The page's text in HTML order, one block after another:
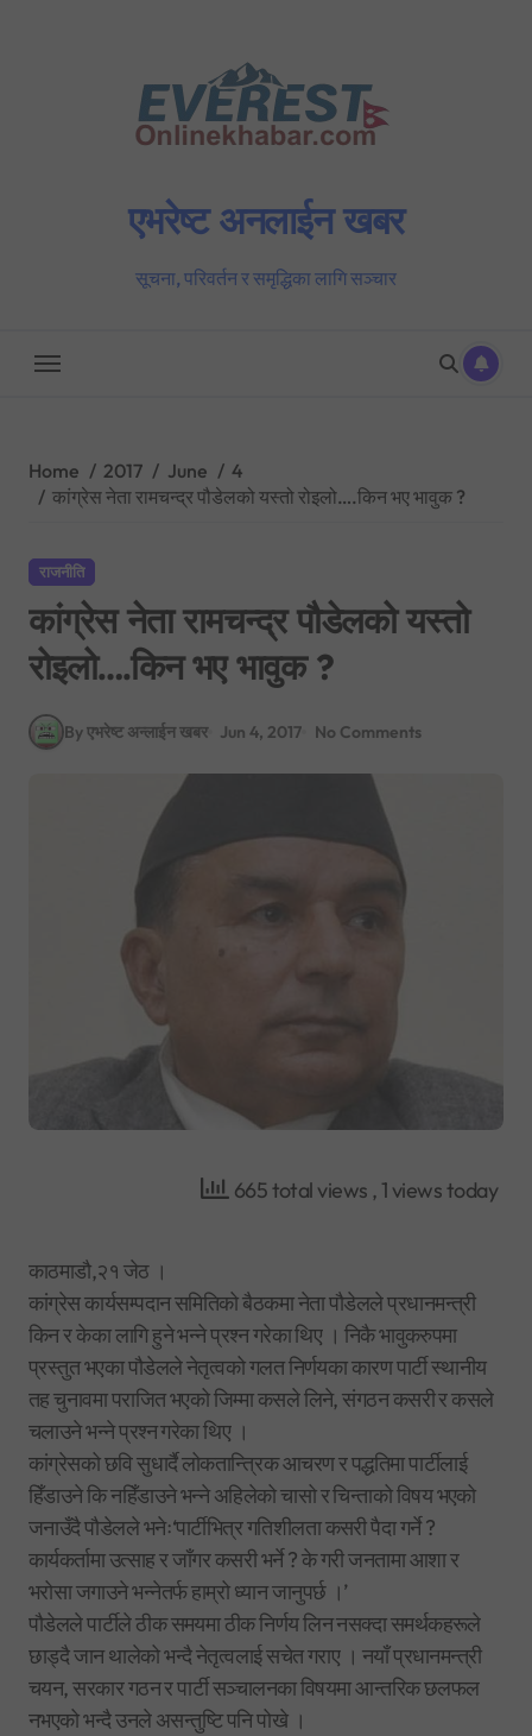
एभरेष्ट अनलाईन खबर
सूचना, परिवर्तन र समृद्धिका लागि सञ्चार
Home 2017 June
4
कांग्रेस नेता रामचन्द्र पौडेलको यस्तो रोइलो….किन भए भावुक ?
राजनीति
कांग्रेस नेता रामचन्द्र पौडेलको यस्तो
रोइलो….किन भए भावुक ?
By एभरेष्ट अन्लाईन खबर Jun 4, 2017 No Comments
665 total views , 1 views today
काठमाडौ,२१ जेठ ।
कांग्रेस कार्यसम्पदान समितिको बैठकमा नेता पौडेलले प्रधानमन्त्री
किन र केका लागि हुने भन्ने प्रश्न गरेका थिए । निकै भावुकरुपमा
प्रस्तुत भएका पौडेलले नेतृत्वको गलत निर्णयका कारण पार्टी स्थानीय
तह चुनावमा पराजित भएको जिम्मा कसले लिने, संगठन कसरी र कसले
चलाउने भन्ने प्रश्न गरेका थिए ।
कांग्रेसको छवि सुधार्दै लोकतान्त्रिक आचरण र पद्धतिमा पार्टीलाई
हिँडाउने कि नहिँडाउने भन्ने अहिलेको चासो र चिन्ताको विषय भएको
जनाउँदै पौडेलले भनेः‘पार्टीभित्र गतिशीलता कसरी पैदा गर्ने ?
कार्यकर्तामा उत्साह र जाँगर कसरी भर्ने ? के गरी जनतामा आशा र
भरोसा जगाउने भन्नेतर्फ हाम्रो ध्यान जानुपर्छ ।’
पौडेलले पार्टीले ठीक समयमा ठीक निर्णय लिन नसक्दा समर्थकहरूले
छाड्दै जान थालेको भन्दै नेतृत्वलाई सचेत गराए । नयाँ प्रधानमन्त्री
चयन, सरकार गठन र पार्टी सञ्चालनका विषयमा आन्तरिक छलफल
नभएको भन्दै उनले असन्तुष्टि पनि पोखे ।